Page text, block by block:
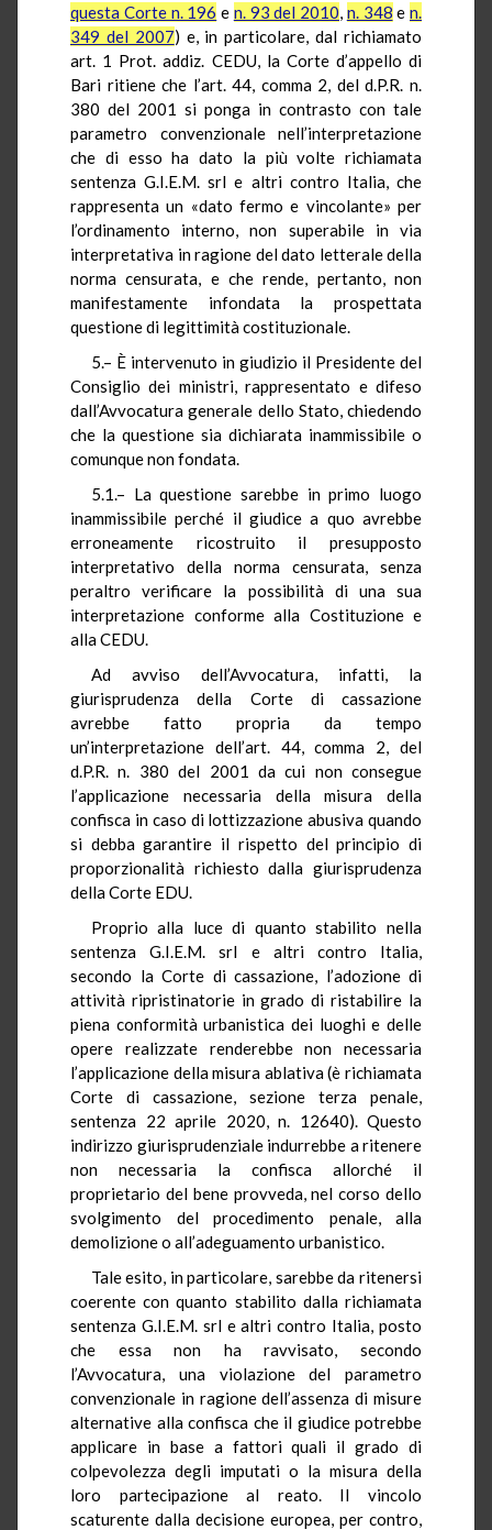
questa Corte n. 196 e n. 93 del 2010, n. 348 e n.
349 del 2007) e, in particolare, dal richiamato
art. 1 Prot. addiz. CEDU, la Corte d’appello di
Bari ritiene che l’art. 44, comma 2, del d.P.R. n.
380 del 2001 si ponga in contrasto con tale
parametro convenzionale nell’interpretazione
che di esso ha dato la più volte richiamata
sentenza G.I.E.M. srl e altri contro Italia, che
rappresenta un «dato fermo e vincolante» per
l’ordinamento interno, non superabile in via
interpretativa in ragione del dato letterale della
norma censurata, e che rende, pertanto, non
manifestamente infondata la prospettata
questione di legittimità costituzionale.
5.– È intervenuto in giudizio il Presidente del
Consiglio dei ministri, rappresentato e difeso
dall’Avvocatura generale dello Stato, chiedendo
che la questione sia dichiarata inammissibile o
comunque non fondata.
5.1.– La questione sarebbe in primo luogo
inammissibile perché il giudice a quo avrebbe
erroneamente ricostruito il presupposto
interpretativo della norma censurata, senza
peraltro verificare la possibilità di una sua
interpretazione conforme alla Costituzione e
alla CEDU.
Ad avviso dell’Avvocatura, infatti, la
giurisprudenza della Corte di cassazione
avrebbe fatto propria da tempo
un’interpretazione dell’art. 44, comma 2, del
d.P.R. n. 380 del 2001 da cui non consegue
l’applicazione necessaria della misura della
confisca in caso di lottizzazione abusiva quando
si debba garantire il rispetto del principio di
proporzionalità richiesto dalla giurisprudenza
della Corte EDU.
Proprio alla luce di quanto stabilito nella
sentenza G.I.E.M. srl e altri contro Italia,
secondo la Corte di cassazione, l’adozione di
attività ripristinatorie in grado di ristabilire la
piena conformità urbanistica dei luoghi e delle
opere realizzate renderebbe non necessaria
l’applicazione della misura ablativa (è richiamata
Corte di cassazione, sezione terza penale,
sentenza 22 aprile 2020, n. 12640). Questo
indirizzo giurisprudenziale indurrebbe a ritenere
non necessaria la confisca allorché il
proprietario del bene provveda, nel corso dello
svolgimento del procedimento penale, alla
demolizione o all’adeguamento urbanistico.
Tale esito, in particolare, sarebbe da ritenersi
coerente con quanto stabilito dalla richiamata
sentenza G.I.E.M. srl e altri contro Italia, posto
che essa non ha ravvisato, secondo
l’Avvocatura, una violazione del parametro
convenzionale in ragione dell’assenza di misure
alternative alla confisca che il giudice potrebbe
applicare in base a fattori quali il grado di
colpevolezza degli imputati o la misura della
loro partecipazione al reato. Il vincolo
scaturente dalla decisione europea, per contro,